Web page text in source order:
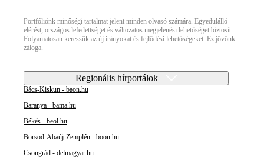
Portfóliónk minőségi tartalmat jelent minden olvasó számára. Egyedülálló
elérést, országos lefedettséget és változatos megjelenési lehetőséget biztosít.
Folyamatosan keressük az új irányokat és fejlődési lehetőségeket. Ez jövőnk
záloga.
Regionális hírportálok
Bács-Kiskun - baon.hu
Baranya - bama.hu
Békés - beol.hu
Borsod-Abaúj-Zemplén - boon.hu
Csongrád - delmagyar.hu